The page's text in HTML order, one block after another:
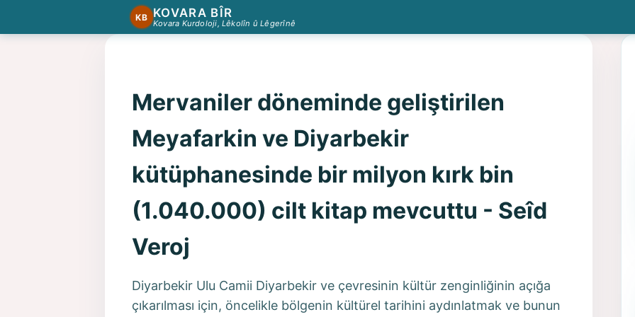
KB KOVARA BÎR
Kovara Kurdoloji, Lêkolîn û Lêgerînê
Mervaniler döneminde geliştirilen
Meyafarkin ve Diyarbekir
kütüphanesinde bir milyon kırk bin
(1.040.000) cilt kitap mevcuttu - Seîd
Veroj
Diyarbekir Ulu Camii Diyarbekir ve çevresinin kültür zenginliğinin açığa
çıkarılması için, öncelikle bölgenin kültürel tarihini aydınlatmak ve bunun